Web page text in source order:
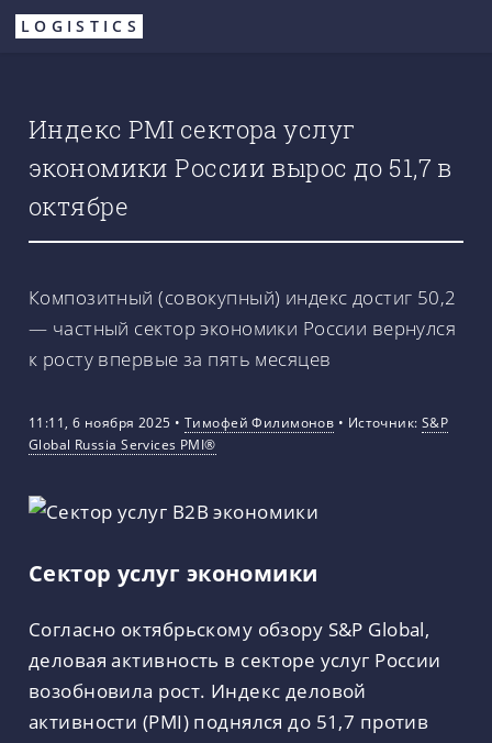
Перейти
LOGISTICS
Индекс PMI сектора услуг
экономики России вырос до 51,7 в
октябре
Композитный (совокупный) индекс достиг 50,2
— частный сектор экономики России вернулся
к росту впервые за пять месяцев
11:11, 6 ноября 2025 • Тимофей Филимонов • Источник:S&P
Global Russia Services PMI®
Сектор услуг экономики
Согласно октябрьскому обзору S&P Global,
деловая активность в секторе услуг России
возобновила рост. Индекс деловой
активности (PMI) поднялся до 51,7 против